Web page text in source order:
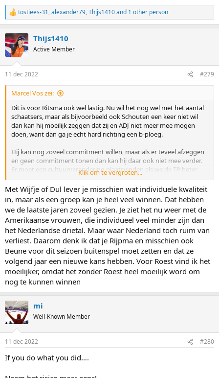
R
e
c
t
i
s
:
tostiees-31,alexander79,Thijs1410and 1 other person
Thijs1410
Active Member
11 dec 2022 #279
Marcel Vos zei:
Dit is voor Ritsma ook wel lastig. Nu wil het nog wel met het aantal
schaatsers, maar als bijvoorbeeld ook Schouten een keer niet wil
dan kan hij moeilijk zeggen dat zij en ADJ niet meer mee mogen
doen, want dan ga je echt hard richting een b-ploeg.
Hij kan nog zoveel commitment willen, maar als er teveel afzeggen
en geen commitment tonen dan kan hij daar ook niet mee verder.
Er moet een cultuurverandering plaatsvinden als we de TP beter
willen doen, en dat gaat meerdere jaren duren.
Klik om te vergroten...
Met Wijfje of Dul lever je misschien wat individuele kwaliteit
in, maar als een groep kan je heel veel winnen. Dat hebben
we de laatste jaren zoveel gezien. Je ziet het nu weer met de
Amerikaanse vrouwen, die individueel veel minder zijn dan
het Nederlandse drietal. Maar waar Nederland toch ruim van
verliest. Daarom denk ik dat je Rijpma en misschien ook
Beune voor dit seizoen buitenspel moet zetten en dat ze
volgend jaar een nieuwe kans hebben. Voor Roest vind ik het
moeilijker, omdat het zonder Roest heel moeilijk word om
nog te kunnen winnen
mi
Well-Known Member
11 dec 2022 #280
If you do what you did….